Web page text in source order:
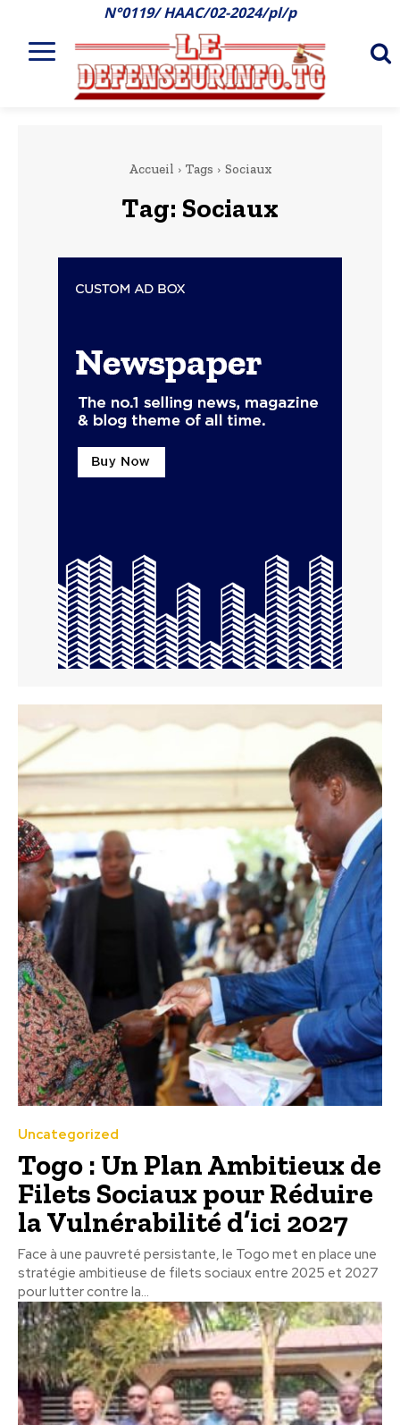
N°0119/ HAAC/02-2024/pl/p
Accueil Tags Sociaux
Tag: Sociaux
Uncategorized
Togo : Un Plan Ambitieux de
Filets Sociaux pour Réduire
la Vulnérabilité d’ici 2027
Face à une pauvreté persistante, le Togo met en place une
stratégie ambitieuse de filets sociaux entre 2025 et 2027
pour lutter contre la...